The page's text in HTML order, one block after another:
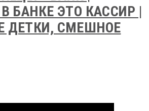
БАНКЕ ЭТО КАССИР |
ДЕТКИ, СМЕШНОЕ